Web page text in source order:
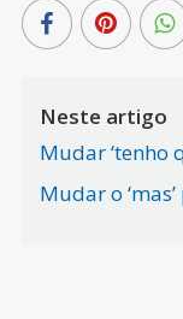
Neste artigo
Mudar ‘tenho
Mudar o ‘mas’